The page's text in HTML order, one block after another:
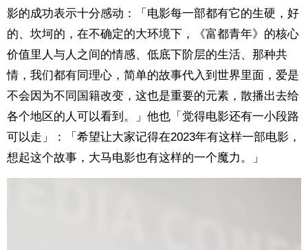
影的成功表示十分感动：「电影每一部都有它的生硬，好
的、坎坷的，在不确定的大环境下，《富都青年》的核心
价值里人与人之间的情感、低底下阶层的生活、那种共
情，我们都有同理心，简单的故事代入到世界里面，爱是
不会因为不同国籍改变，这也是重要的元素，散播出去给
各个地区的人可以看到。」他也「觉得电影还有一小段路
可以走」：「希望让大家记得在2023年有这样一部电影，
想起这个故事，大马电影也有这样的一个魔力。」